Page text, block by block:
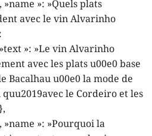
»name »: »Quels plats
avec le vin Alvarinho
»: »Le vin Alvarinho
avec les plats u00e0 base
Bacalhau u00e0 la mode de
le Cordeiro et les
»name »: »Pourquoi la